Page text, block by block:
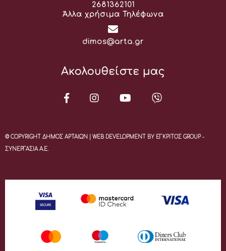
Τηλέφωνο:
2681362101
Άλλα χρήσιμα Τηλέφωνα
Email:
dimos@arta.gr
Ακολουθείστε μας
© COPYRIGHT ΔΗΜΟΣ ΑΡΤΑΙΩΝ | WEB DEVELOPMENT BY ΕΓΚΡΙΤΟΣ GROUP -
ΣΥΝΕΡΓΑΣΙΑ Α.Ε.